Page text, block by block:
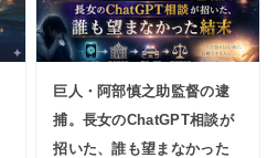
巨人・阿部慎之助監督の逮
捕。長女のChatGPT相談が
招いた、誰も望まなかった